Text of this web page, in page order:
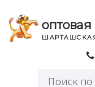
оптовая